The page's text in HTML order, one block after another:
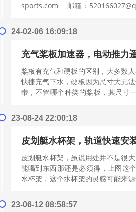
sports.com 邮箱：
24-02-06 16:09:18
充气桨板加速器，电动推力
桨板有充气和硬板的区别，大多数
快捷充气下水，硬板因为尺寸大无
带，不管哪个种类的桨板，其尺寸
漂...[阅读更多]
23-08-24 22:00:18
皮划艇水杯架，轨道快速安
皮划艇水杯架，虽说用处并不是很
能喝到东西那还是必须得，上图这
水杯架，这个水杯架的灵感可能来
多]
23-06-12 08:58:57